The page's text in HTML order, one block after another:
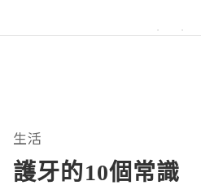
生活
護牙的10個常識